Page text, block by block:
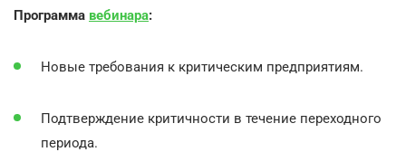
Программа вебинара:
Новые требования к критическим предприятиям.
Подтверждение критичности в течение переходного
периода.